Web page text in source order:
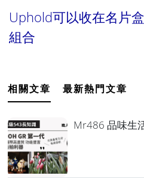
Uphold可以收在名片
組合
相關文章 最新熱門文章
Mr486 品味生